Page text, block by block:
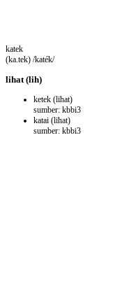
katek
(ka.tek) /katék/
lihat(lih)
ketek (lihat)
sumber: kbbi3
katai (lihat)
sumber: kbbi3